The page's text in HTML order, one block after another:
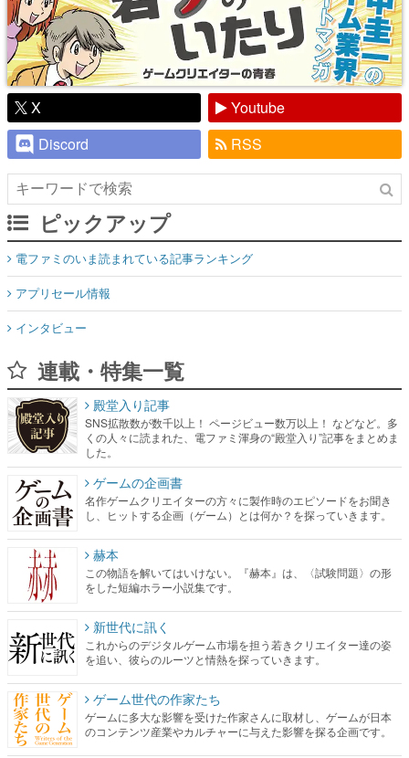
X
Youtube
Discord
RSS
ピックアップ
電ファミのいま読まれている記事ランキング
アプリセール情報
インタビュー
連載・特集一覧
殿堂入り記事
SNS拡散数が数千以上！ ページビュー数万以上！ などなど。多
くの人々に読まれた、電ファミ渾身の“殿堂入り”記事をまとめま
した。
ゲームの企画書
名作ゲームクリエイターの方々に製作時のエピソードをお聞き
し、ヒットする企画（ゲーム）とは何か？を探っていきます。
赫本
この物語を解いてはいけない。『赫本』は、〈試験問題〉の形
をした短編ホラー小説集です。
新世代に訊く
これからのデジタルゲーム市場を担う若きクリエイター達の姿
を追い、彼らのルーツと情熱を探っていきます。
ゲーム世代の作家たち
ゲームに多大な影響を受けた作家さんに取材し、ゲームが日本
のコンテンツ産業やカルチャーに与えた影響を探る企画です。